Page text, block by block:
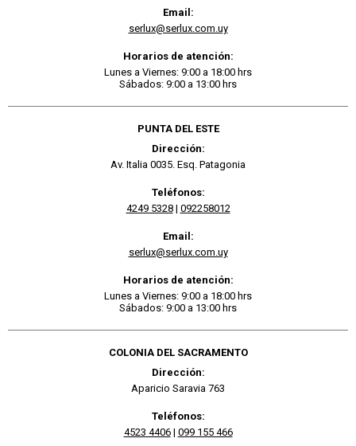
Email:
serlux@serlux.com.uy
Horarios de atención:
Lunes a Viernes: 9:00 a 18:00 hrs
Sábados: 9:00 a 13:00 hrs
PUNTA DEL ESTE
Dirección:
Av. Italia 0035. Esq. Patagonia
Teléfonos:
4249 5328| 092258012
Email:
serlux@serlux.com.uy
Horarios de atención:
Lunes a Viernes: 9:00 a 18:00 hrs
Sábados: 9:00 a 13:00 hrs
COLONIA DEL SACRAMENTO
Dirección:
Aparicio Saravia 763
Teléfonos:
4523 4406| 099 155 466